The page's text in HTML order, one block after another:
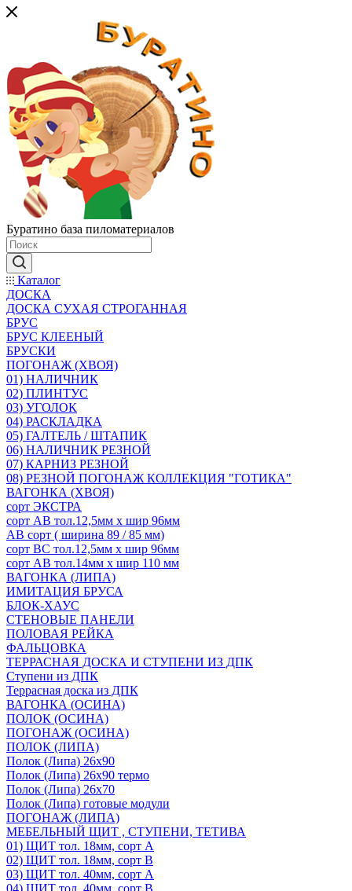
Буратино база пиломатериалов
Каталог
ДОСКА
ДОСКА СУХАЯ СТРОГАННАЯ
БРУС
БРУС КЛЕЕНЫЙ
БРУСКИ
ПОГОНАЖ (ХВОЯ)
01) НАЛИЧНИК
02) ПЛИНТУС
03) УГОЛОК
04) РАСКЛАДКА
05) ГАЛТЕЛЬ / ШТАПИК
06) НАЛИЧНИК РЕЗНОЙ
07) КАРНИЗ РЕЗНОЙ
08) РЕЗНОЙ ПОГОНАЖ КОЛЛЕКЦИЯ "ГОТИКА"
ВАГОНКА (ХВОЯ)
сорт ЭКСТРА
сорт АВ тол.12,5мм х шир 96мм
АВ сорт ( ширина 89 / 85 мм)
сорт ВС тол.12,5мм х шир 96мм
сорт АВ тол.14мм х шир 110 мм
ВАГОНКА (ЛИПА)
ИМИТАЦИЯ БРУСА
БЛОК-ХАУС
СТЕНОВЫЕ ПАНЕЛИ
ПОЛОВАЯ РЕЙКА
ФАЛЬЦОВКА
ТЕРРАСНАЯ ДОСКА И СТУПЕНИ ИЗ ДПК
Ступени из ДПК
Террасная доска из ДПК
ВАГОНКА (ОСИНА)
ПОЛОК (ОСИНА)
ПОГОНАЖ (ОСИНА)
ПОЛОК (ЛИПА)
Полок (Липа) 26х90
Полок (Липа) 26х90 термо
Полок (Липа) 26х70
Полок (Липа) готовые модули
ПОГОНАЖ (ЛИПА)
МЕБЕЛЬНЫЙ ЩИТ , СТУПЕНИ, ТЕТИВА
01) ЩИТ тол. 18мм, сорт А
02) ЩИТ тол. 18мм, сорт В
03) ЩИТ тол. 40мм, сорт А
04) ЩИТ тол. 40мм, сорт В